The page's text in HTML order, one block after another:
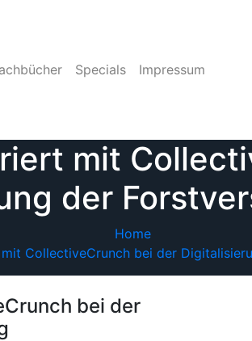
Specials Impressum
mit
der
Home
CollectiveCrunch bei der
bei der